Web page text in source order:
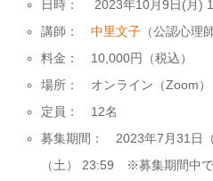
日時： 2023年10月9日(月)
講師： 中里文子（公認心理
料金： 10,000円（税込）
場所： オンライン（Zoom）
定員： 12名
募集期間： 2023年7月31日
（土） 23:59 ※募集期間中